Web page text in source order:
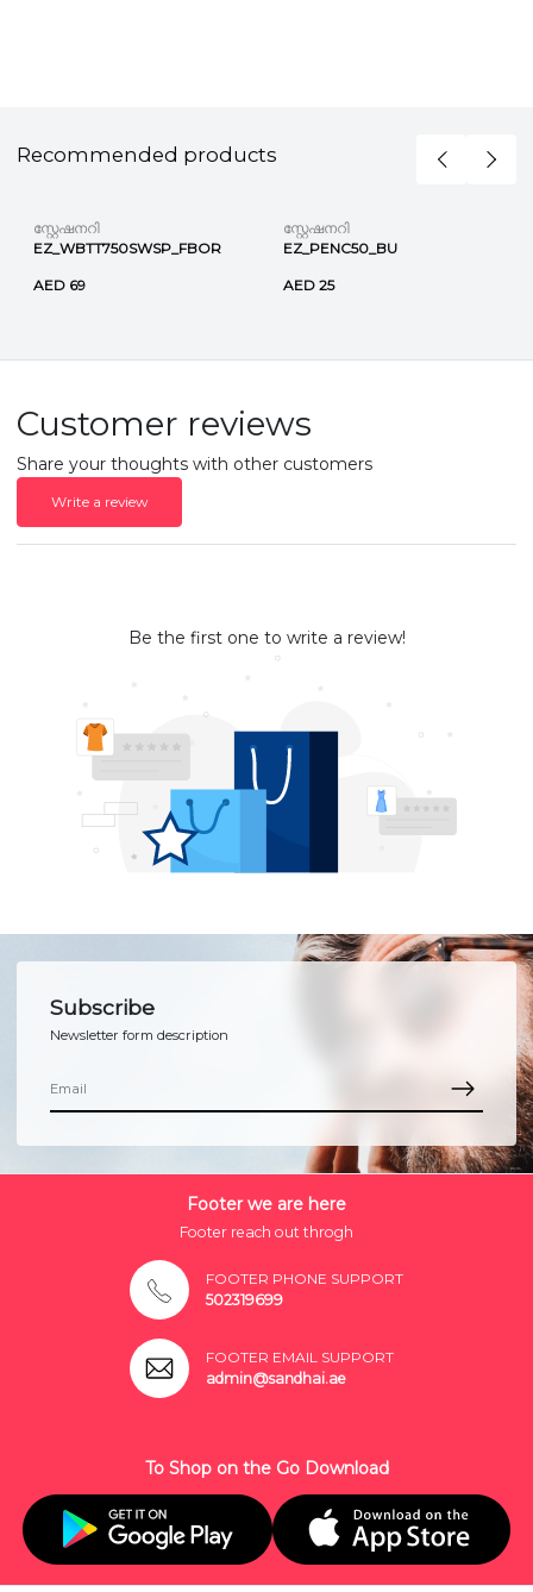
Recommended products
സ്റ്റേഷനറി
EZ_WBTT750SWSP_FBOR
AED 69
സ്റ്റേഷനറി
EZ_PENC50_BU
AED 25
Customer reviews
Share your thoughts with other customers
Write a review
Be the first one to write a review!
Subscribe
Newsletter form description
Footer we are here
Footer reach out throgh
FOOTER PHONE SUPPORT
502319699
FOOTER EMAIL SUPPORT
admin@sandhai.ae
To Shop on the Go Download